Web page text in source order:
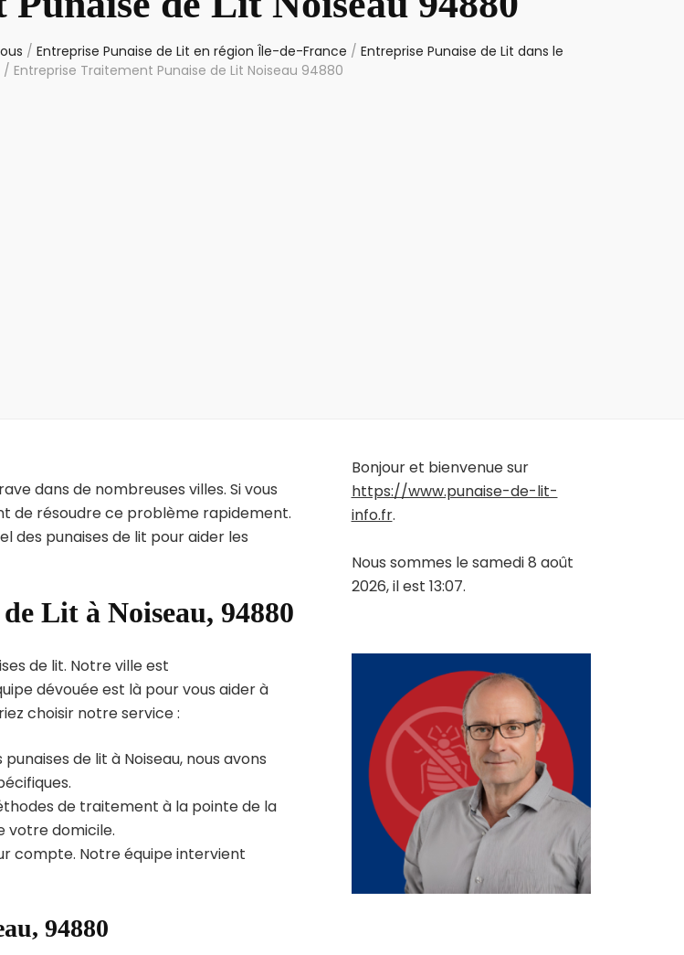
/ Entreprise Punaise de Lit en région Île-de-France / Entreprise Punaise de Lit dans le
/ Entreprise Traitement Punaise de Lit Noiseau 94880
dans de nombreuses villes. Si vous
de résoudre ce problème rapidement.
des punaises de lit pour aider les
Lit à Noiseau, 94880
de lit. Notre ville est
dévouée est là pour vous aider à
choisir notre service :
de lit à Noiseau, nous avons
de traitement à la pointe de la
votre domicile.
compte. Notre équipe intervient
94880
Bonjour et bienvenue sur
https://www.punaise-de-lit-
info.fr.
Nous sommes le samedi 8 août
2026, il est 13:07.